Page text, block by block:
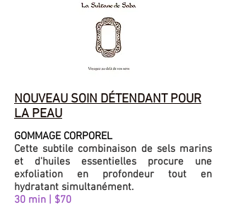
NOUVEAU SOIN DÉTENDANT POUR
LA PEAU
GOMMAGE CORPOREL
Cette subtile combinaison de sels marins
et d'huiles essentielles procure une
exfoliation en profondeur tout en
hydratant simultanément.
30 min | $70